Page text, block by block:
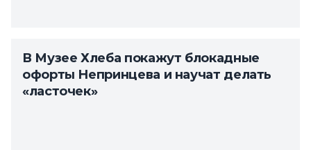
В Музее Хлеба покажут блокадные
офорты Непринцева и научат делать
«ласточек»